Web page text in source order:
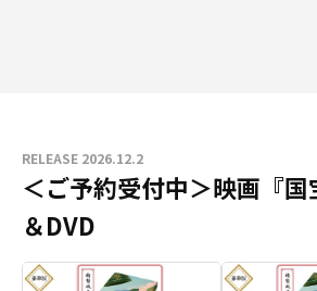
RELEASE 2026.12.2
＜ご予約受付中＞映画『
＆DVD